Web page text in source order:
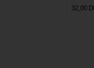
32,00